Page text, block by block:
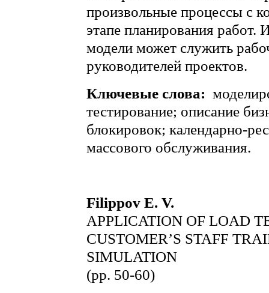
произвольные процессы с
этапе планирования
модели может служить
руководителей проектов.
Ключевые слова:
тестирование; описание
блокировок; календарно-
массового обслуживания.
Filippov E. V.
APPLICATION OF LOAD
СUSTOMER’S STAFF
SIMULATION
(pp. 50-60)